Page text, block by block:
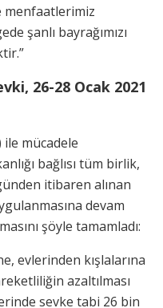
menfaatlerimiz
şanlı bayrağımızı
26-28 Ocak 2021
mücadele
bağlısı tüm birlik,
itibaren alınan
devam
şöyle tamamladı:
evlerinden kışlalarına
azaltılması
sevke tabi 26 bin